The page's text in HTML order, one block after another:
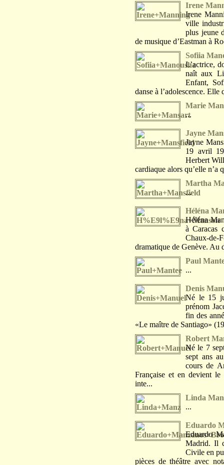
Irene
Irene
ville
plus jeune
de musique d’Eastman à
Sofiia
L’actrice,
naît aux
Enfant,
danse à l’adolescence.
Marie
...
Jayne
Jayne
19 avril
Herbert
cardiaque alors qu’elle n’a
Martha
...
Héléna
Héléna
à Caracas
Chaux-de-
dramatique de Genève. Au
Paul
...
Denis
Né le 15
prénom
fin des
«Le maître de Santiago»
Robert
Né le 7
sept ans
cours de
Française et en devient
inte...
Linda
...
Eduardo
Eduardo
Madrid. Il
Civile en
pièces de théâtre avec